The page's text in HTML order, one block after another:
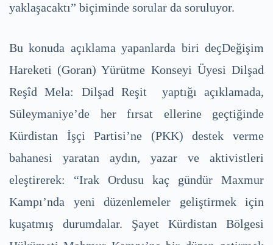
yaklaşacaktı” biçiminde sorular da soruluyor.
Bu konuda açıklama yapanlarda biri deçDeğişim
Hareketi (Goran) Yürütme Konseyi Üyesi Dilşad
Reşîd Mela: Dilşad Reşit yaptığı açıklamada,
Süleymaniye’de her fırsat ellerine geçtiğinde
Kürdistan İşçi Partisi’ne (PKK) destek verme
bahanesi yaratan aydın, yazar ve aktivistleri
eleştirerek: “Irak Ordusu kaç gündür Maxmur
Kampı’nda yeni düzenlemeler geliştirmek için
kuşatmış durumdalar. Şayet Kürdistan Bölgesi